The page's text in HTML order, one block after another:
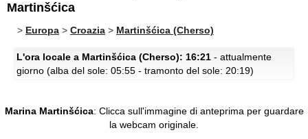
Martinšćica
> Europa > Croazia > Martinšćica (Cherso)
L'ora locale a Martinšćica (Cherso): 16:21 - attualmente
giorno (alba del sole: 05:55 - tramonto del sole: 20:19)
Marina Martinšćica: Clicca sull'immagine di anteprima per guardare
la webcam originale.